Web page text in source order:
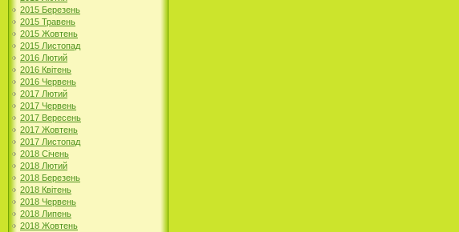
2015 Березень
2015 Травень
2015 Жовтень
2015 Листопад
2016 Лютий
2016 Квітень
2016 Червень
2017 Лютий
2017 Червень
2017 Вересень
2017 Жовтень
2017 Листопад
2018 Січень
2018 Лютий
2018 Березень
2018 Квітень
2018 Червень
2018 Липень
2018 Жовтень